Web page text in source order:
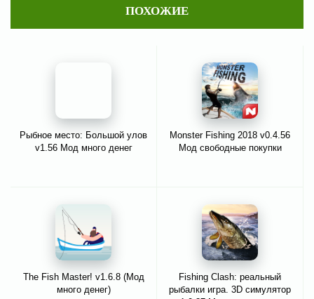
ПОХОЖИЕ
Рыбное место: Большой улов
v1.56 Мод много денег
Monster Fishing 2018 v0.4.56
Мод свободные покупки
The Fish Master! v1.6.8 (Мод
много денег)
Fishing Clash: реальный
рыбалки игра. 3D симулятор